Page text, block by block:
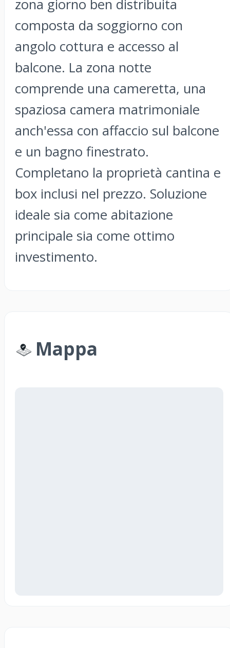
zona giorno ben distribuita
composta da soggiorno con
angolo cottura e accesso al
balcone. La zona notte
comprende una cameretta, una
spaziosa camera matrimoniale
anch'essa con affaccio sul balcone
e un bagno finestrato.
Completano la proprietà cantina e
box inclusi nel prezzo. Soluzione
ideale sia come abitazione
principale sia come ottimo
investimento.
Mappa